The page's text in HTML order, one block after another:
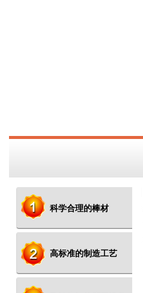
科学合理的棒材
高标准的制造工艺